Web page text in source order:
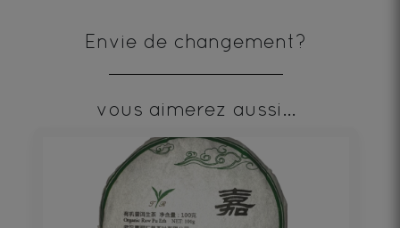
Envie de changement?
vous aimerez aussi...